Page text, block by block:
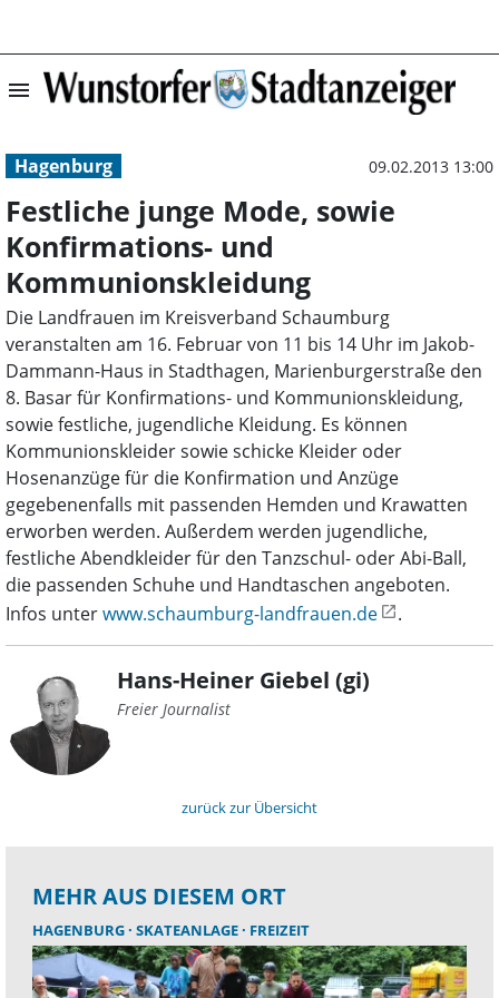
menu Festliche junge
Hagenburg 09.02.2013 13:00
Festliche junge Mode, sowie
Konfirmations- und
Kommunionskleidung
Die Landfrauen im Kreisverband Schaumburg
veranstalten am 16. Februar von 11 bis 14 Uhr im Jakob-
Dammann-Haus in Stadthagen, Marienburgerstraße den
8. Basar für Konfirmations- und Kommunionskleidung,
sowie festliche, jugendliche Kleidung. Es können
Kommunionskleider sowie schicke Kleider oder
Hosenanzüge für die Konfirmation und Anzüge
gegebenenfalls mit passenden Hemden und Krawatten
erworben werden. Außerdem werden jugendliche,
festliche Abendkleider für den Tanzschul- oder Abi-Ball,
die passenden Schuhe und Handtaschen angeboten.
Infos unterwww.schaumburg-landfrauen.de .
Hans-Heiner Giebel (gi)
Freier Journalist
zurück zur Übersicht
MEHR AUS DIESEM ORT
HAGENBURG SKATEANLAGE FREIZEIT